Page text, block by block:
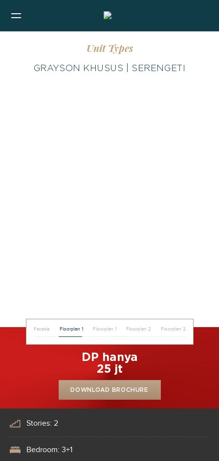
Unit Types
GRAYSON KHUSUS | SERENGETI
Facade Floorplan 1 Floorplan 1 Floorplan 2 Floorplan 2
DP hanya
25 jt
DOWNLOAD BROCHURE
Stories: 2
Bedroom: 3+1